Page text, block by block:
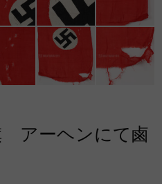
アーヘンにて鹵